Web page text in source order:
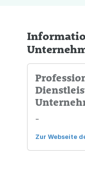
-
Zur Webseite